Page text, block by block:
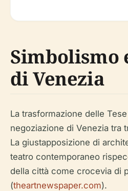
Simbolismo
di Venezia
La trasformazione delle
negoziazione di Venezia tra
La giustapposizione di
teatro contemporaneo
della città come crocevia di
(theartnewspaper.com).